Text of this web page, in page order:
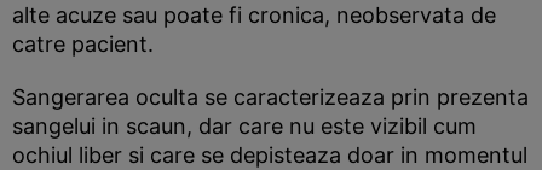
alte acuze sau poate fi cronica, neobservata de
catre pacient.
Sangerarea oculta se caracterizeaza prin prezenta
sangelui in scaun, dar care nu este vizibil cum
ochiul liber si care se depisteaza doar in momentul